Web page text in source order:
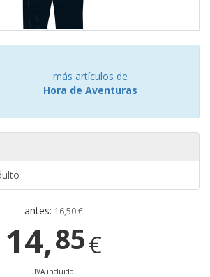
más artículos de
Hora de Aventuras
antes: 16,50 €
14,85€
IVA incluido